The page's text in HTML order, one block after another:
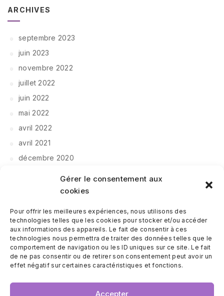
Gérer le consentement aux
cookies
Pour offrir les meilleures expériences, nous utilisons des
technologies telles que les cookies pour stocker et/ou accéder
aux informations des appareils. Le fait de consentir à ces
technologies nous permettra de traiter des données telles que le
comportement de navigation ou les ID uniques sur ce site. Le fait
de ne pas consentir ou de retirer son consentement peut avoir un
effet négatif sur certaines caractéristiques et fonctions.
Accepter
ARCHIVES
septembre 2023
juin 2023
novembre 2022
juillet 2022
juin 2022
mai 2022
avril 2022
avril 2021
décembre 2020
septembre 2020
CATÉGORIES
Le métier de coach
Management à distance
Management d'équipe